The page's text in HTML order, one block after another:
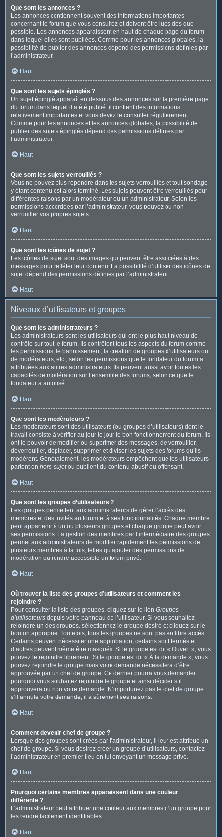
Que sont les annonces ?
Les annonces contiennent souvent des informations importantes
concernant le forum que vous consultez et doivent être lues dès que
possible. Les annonces apparaissent en haut de chaque page du forum
dans lequel elles sont publiées. Comme pour les annonces globales, la
possibilité de publier des annonces dépend des permissions définies par
l’administrateur.
Haut
Que sont les sujets épinglés ?
Un sujet épinglé apparaît en dessous des annonces sur la première page
du forum dans lequel il a été publié. il contient des informations
relativement importantes et vous devez le consulter régulièrement.
Comme pour les annonces et les annonces globales, la possibilité de
publier des sujets épinglés dépend des permissions définies par
l’administrateur.
Haut
Que sont les sujets verrouillés ?
Vous ne pouvez plus répondre dans les sujets verrouillés et tout sondage
y étant contenu est alors terminé. Les sujets peuvent être verrouillés pour
différentes raisons par un modérateur ou un administrateur. Selon les
permissions accordées par l’administrateur, vous pouvez ou non
verrouiller vos propres sujets.
Haut
Que sont les icônes de sujet ?
Les icônes de sujet sont des images qui peuvent être associées à des
messages pour refléter leur contenu. La possibilité d’utiliser des icônes de
sujet dépend des permissions définies par l’administrateur.
Haut
Niveaux d’utilisateurs et groupes
Que sont les administrateurs ?
Les administrateurs sont les utilisateurs qui ont le plus haut niveau de
contrôle sur tout le forum. Ils contrôlent tous les aspects du forum comme
les permissions, le bannissement, la création de groupes d’utilisateurs ou
de modérateurs, etc., selon les permissions que le fondateur du forum a
attribuées aux autres administrateurs. Ils peuvent aussi avoir toutes les
capacités de modération sur l’ensemble des forums, selon ce que le
fondateur a autorisé.
Haut
Que sont les modérateurs ?
Les modérateurs sont des utilisateurs (ou groupes d’utilisateurs) dont le
travail consiste à vérifier au jour le jour le bon fonctionnement du forum. Ils
ont le pouvoir de modifier ou supprimer des messages, de verrouiller,
déverrouiller, déplacer, supprimer et diviser les sujets des forums qu’ils
modèrent. Généralement, les modérateurs empêchent que les utilisateurs
partent en hors-sujetou publient du contenu abusif ou offensant.
Haut
Que sont les groupes d’utilisateurs ?
Les groupes permettent aux administrateurs de gérer l’accès des
membres et des invités au forum et à ses fonctionnalités. Chaque membre
peut appartenir à un ou plusieurs groupes et chaque groupe peut avoir
ses permissions. La gestion des membres par l’intermédiaire des groupes
permet aux administrateurs de modifier rapidement les permissions de
plusieurs membres à la fois, telles qu’ajouter des permissions de
modération ou rendre accessible un forum privé.
Haut
Où trouver la liste des groupes d’utilisateurs et comment les
rejoindre ?
Pour consulter la liste des groupes, cliquez sur le lien Groupes
d’utilisateurs depuis votre panneau de l’utilisateur. Si vous souhaitez
rejoindre un des groupes, sélectionnez le groupe désiré et cliquez sur le
bouton approprié. Toutefois, tous les groupes ne sont pas en libre accès.
Certains peuvent nécessiter une approbation, certains sont fermés et
d’autres peuvent même être masqués. Si le groupe est dit « Ouvert », vous
pouvez le rejoindre librement. Si le groupe est dit « À la demande », vous
pouvez rejoindre le groupe mais votre demande nécessitera d’être
approuvée par un chef de groupe. Ce dernier pourra vous demander
pourquoi vous souhaitez rejoindre le groupe et ainsi décider s’il
approuvera ou non votre demande. N’importunez pas le chef de groupe
s’il annule votre demande, il a sûrement ses raisons.
Haut
Comment devenir chef de groupe ?
Lorsque des groupes sont créés par l’administrateur, il leur est attribué un
chef de groupe. Si vous désirez créer un groupe d’utilisateurs, contactez
l’administrateur en premier lieu en lui envoyant un message privé.
Haut
Pourquoi certains membres apparaissent dans une couleur
différente ?
L’administrateur peut attribuer une couleur aux membres d’un groupe pour
les rendre facilement identifiables.
Haut